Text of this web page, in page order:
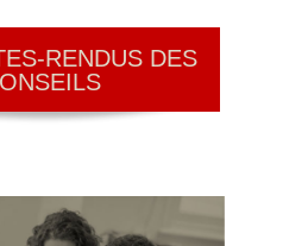
RENDUS DES